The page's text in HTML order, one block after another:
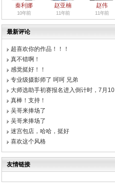
秦利娜
10年前
赵亚楠
11年前
赵伟
11年前
最新评论
超喜欢你的作品！！！
真不错啊！
感觉挺好！！
专业级摄影师了 呵呵 兄弟
大师选助手初赛报名进入倒计时，7月10
真棒！支持！
吴哥来捧场了
吴哥来捧场了
迷宫包店，哈哈，挺好
喜欢这个风格
友情链接